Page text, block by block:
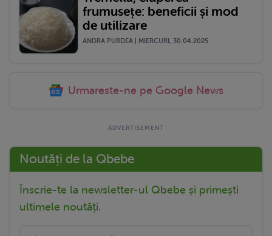
frumusețe: beneficii și mod
de utilizare
ANDRA PURDEA | MIERCURI, 30.04.2025
Urmareste-ne pe Google News
Noutăți de la Qbebe
Înscrie-te la newsletter-ul Qbebe și primești
ultimele noutăți.